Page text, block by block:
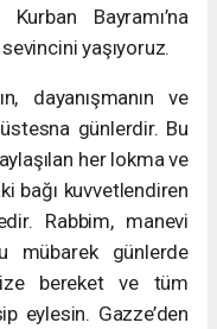
Bayramı’na
yaşıyoruz.
dayanışmanın ve
günlerdir. Bu
her lokma ve
bağı kuvvetlendiren
Rabbim, manevi
mübarek günlerde
bereket ve tüm
eylesin. Gazze’den